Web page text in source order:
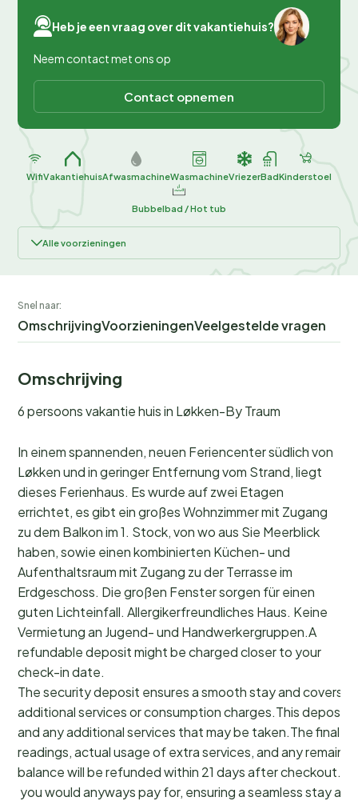
Heb je een vraag over dit vakantiehuis?
Neem contact met ons op
Contact opnemen
WifiVakantiehuisAfwasmachineWasmachineVriezerBadKinderstoel
Bubbelbad / Hot tub
Alle voorzieningen
Snel naar:
OmschrijvingVoorzieningenVeelgestelde vragen
Omschrijving
6 persoons vakantie huis in Løkken-By Traum
In einem spannenden, neuen Feriencenter südlich von
Løkken und in geringer Entfernung vom Strand, liegt
dieses Ferienhaus. Es wurde auf zwei Etagen
errichtet, es gibt ein großes Wohnzimmer mit Zugang
zu dem Balkon im 1. Stock, von wo aus Sie Meerblick
haben, sowie einen kombinierten Küchen- und
Aufenthaltsraum mit Zugang zu der Terrasse im
Erdgeschoss. Die großen Fenster sorgen für einen
guten Lichteinfall. Allergikerfreundliches Haus. Keine
Vermietung an Jugend- und Handwerkergruppen.A
refundable deposit might be charged closer to your
check-in date.
The security deposit ensures a smooth stay and covers
additional services or consumption charges.This deposit
and any additional services that may be taken.The final
readings, actual usage of extra services, and any
balance will be refunded within 21 days after
you would anyways pay for, ensuring a seamless stay and